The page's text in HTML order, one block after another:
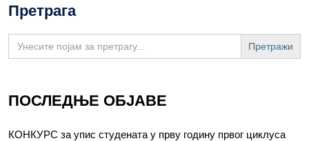
Претрага
Search
for:
ПОСЛЕДЊЕ ОБЈАВЕ
КОНКУРС за упис студената у прву годину првог циклуса